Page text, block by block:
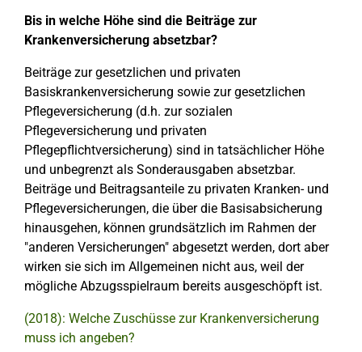
Bis in welche Höhe sind die Beiträge zur
Krankenversicherung absetzbar?
Beiträge zur gesetzlichen und privaten
Basiskrankenversicherung sowie zur gesetzlichen
Pflegeversicherung (d.h. zur sozialen
Pflegeversicherung und privaten
Pflegepflichtversicherung) sind in tatsächlicher Höhe
und unbegrenzt als Sonderausgaben absetzbar.
Beiträge und Beitragsanteile zu privaten Kranken- und
Pflegeversicherungen, die über die Basisabsicherung
hinausgehen, können grundsätzlich im Rahmen der
"anderen Versicherungen" abgesetzt werden, dort aber
wirken sie sich im Allgemeinen nicht aus, weil der
mögliche Abzugsspielraum bereits ausgeschöpft ist.
(2018): Welche Zuschüsse zur Krankenversicherung
muss ich angeben?